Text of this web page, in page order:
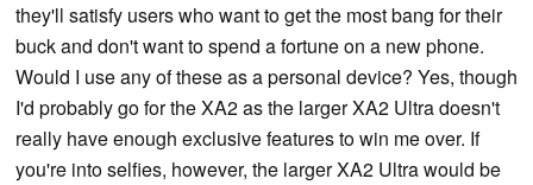
they'll satisfy users who want to get the most bang for their
buck and don't want to spend a fortune on a new phone.
Would I use any of these as a personal device? Yes, though
I'd probably go for the XA2 as the larger XA2 Ultra doesn't
really have enough exclusive features to win me over. If
you're into selfies, however, the larger XA2 Ultra would be